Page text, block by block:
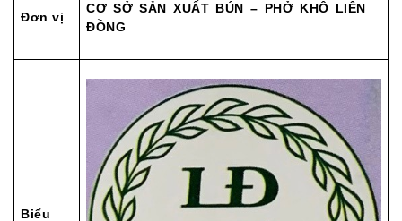
Đơn vị
CƠ SỞ SẢN XUẤT BÚN – PHỞ KHÔ LIÊN
ĐỒNG
Biểu